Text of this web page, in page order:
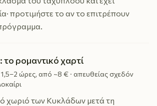
προτιμήστε το αν το επιτρέπουν
ρομαντικό χαρτί
1,5–2 ώρες, από ~8 € · απευθείας σχεδόν
χωριό των Κυκλάδων μετά τη